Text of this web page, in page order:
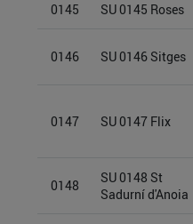
0145 SU 0145 Roses
0146 SU 0146 Sitges
0147 SU 0147 Flix
0148
SU 0148 St
Sadurní d'Anoia